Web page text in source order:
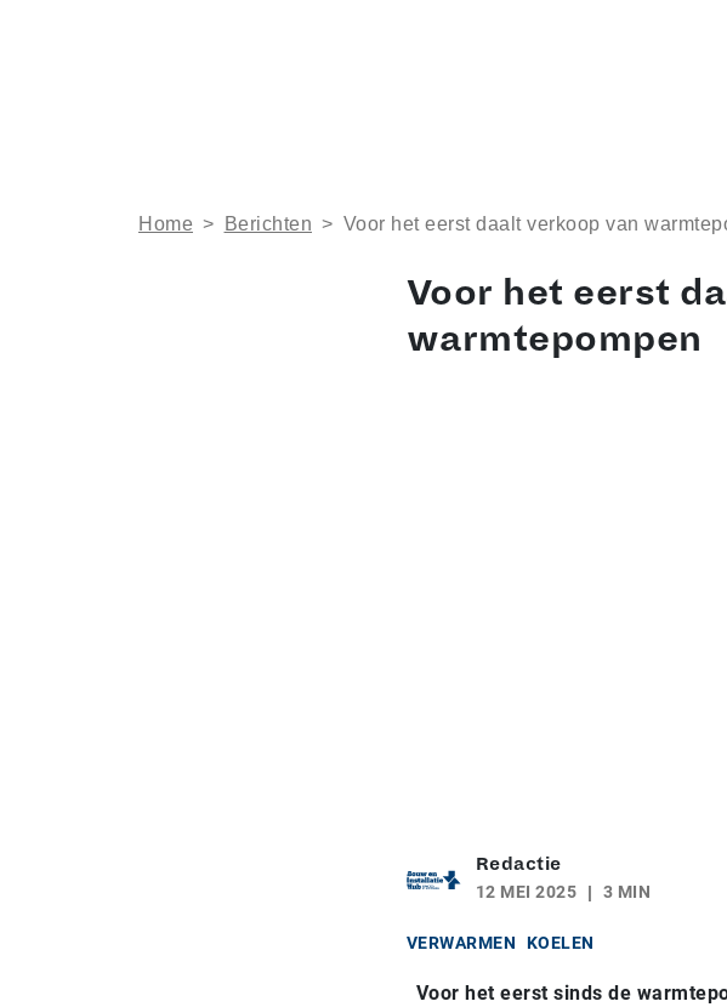
Home > Berichten > Voor het eerst daalt verkoop van
Voor het eerst
warmtepompen
Redactie
12 MEI 2025
3 MIN
VERWARMEN KOELEN
Voor het eerst sinds de